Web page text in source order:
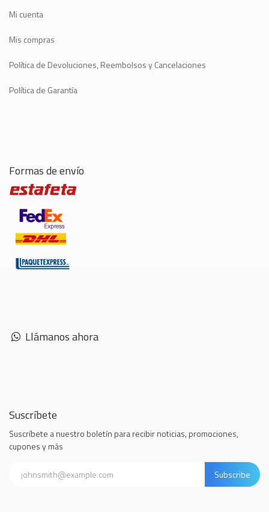
Mi cuenta
Mis compras
Política de Devoluciones, Reembolsos y Cancelaciones
Política de Garantía
Formas de envío
Llámanos ahora
Suscríbete
Suscríbete a nuestro boletín para recibir noticias, promociones,
cupones y más
Subscribe